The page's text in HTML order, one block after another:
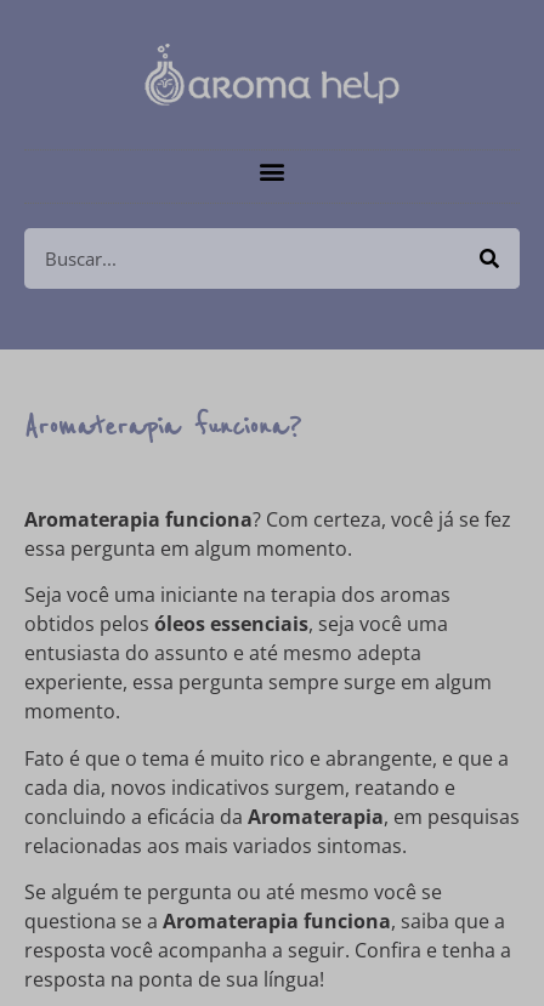
Aromaterapia funciona?
Aromaterapia funciona? Com certeza, você já se fez
essa pergunta em algum momento.
Seja você uma iniciante na terapia dos aromas
obtidos pelos óleos essenciais, seja você uma
entusiasta do assunto e até mesmo adepta
experiente, essa pergunta sempre surge em algum
momento.
Fato é que o tema é muito rico e abrangente, e que a
cada dia, novos indicativos surgem, reatando e
concluindo a eficácia da Aromaterapia, em pesquisas
relacionadas aos mais variados sintomas.
Se alguém te pergunta ou até mesmo você se
questiona se a Aromaterapia funciona, saiba que a
resposta você acompanha a seguir. Confira e tenha a
resposta na ponta de sua língua!